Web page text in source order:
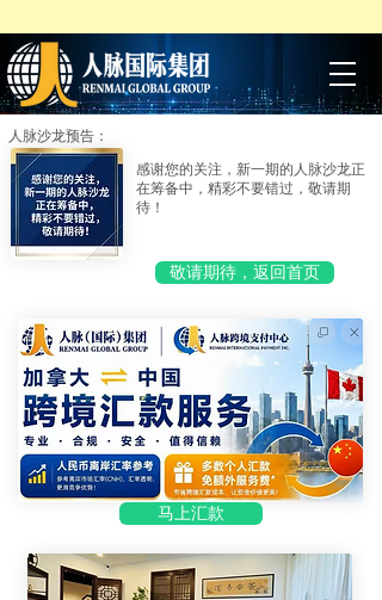
人脉沙龙预告：
感谢您的关注，新一期的人脉沙龙正
在筹备中，精彩不要错过，敬请期
待！
敬请期待，返回首页
马上汇款